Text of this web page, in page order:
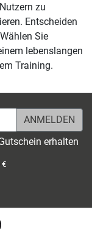
zu
Entscheiden
Sie
lebenslangen
Training.
erhalten
€